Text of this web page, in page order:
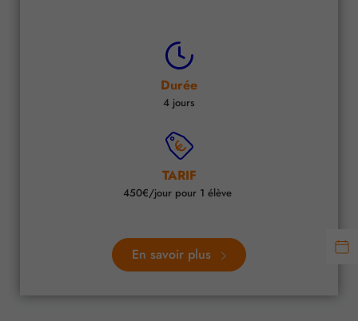
Durée
4 jours
TARIF
450€/jour pour 1 élève
En savoir plus